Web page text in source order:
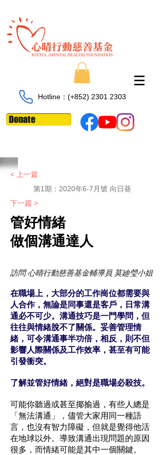
Hotline：​​(+852) 2301 2303
Donate
< 上一篇
第1期：2020年6-7月號 向日葵
下一篇 >
管好情緒
做個溝通達人
訪問 心晴行動慈善基金輔導員 莫廸瑩小姐​
在職場上，大部分的工作崗位都需要與
人合作，無論是同事還是客戶，日常溝
通必不可少。溝通技巧是一門學問，但
往往與情緒脫不了關係。妥善管理情
緒，可令溝通事半功倍，相反，則不但
影響人際關係及工作效率，甚至有可能
引發衝突。
了解並管好情緒，絕對是職場必殺技。
可能你聽過或甚至揶揄過，有些人總是
「無法溝通」，儘管大家用同一種語
言，也沒有智力障礙，但就是覺得他活
在地球以外。導致溝通出現問題的原因
很多，而情緒可能是其中一個關鍵。